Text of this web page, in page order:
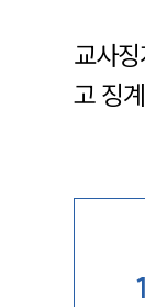
교사
고 징
1